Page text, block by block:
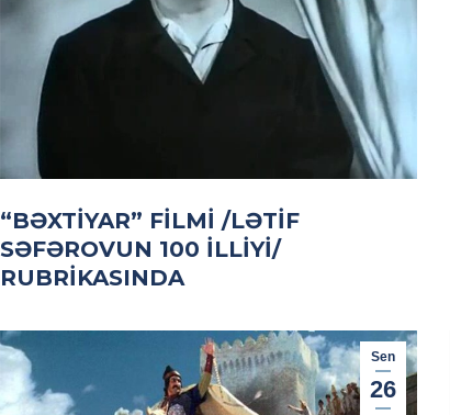
“BƏXTIYAR” FILMI /LƏTIF
SƏFƏROVUN 100 ILLIYI/
RUBRIKASINDA
Sen
26